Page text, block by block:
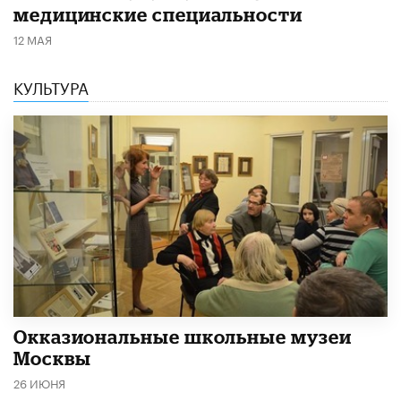
медицинские специальности
12 МАЯ
КУЛЬТУРА
​Окказиональные школьные музеи
Москвы
26 ИЮНЯ